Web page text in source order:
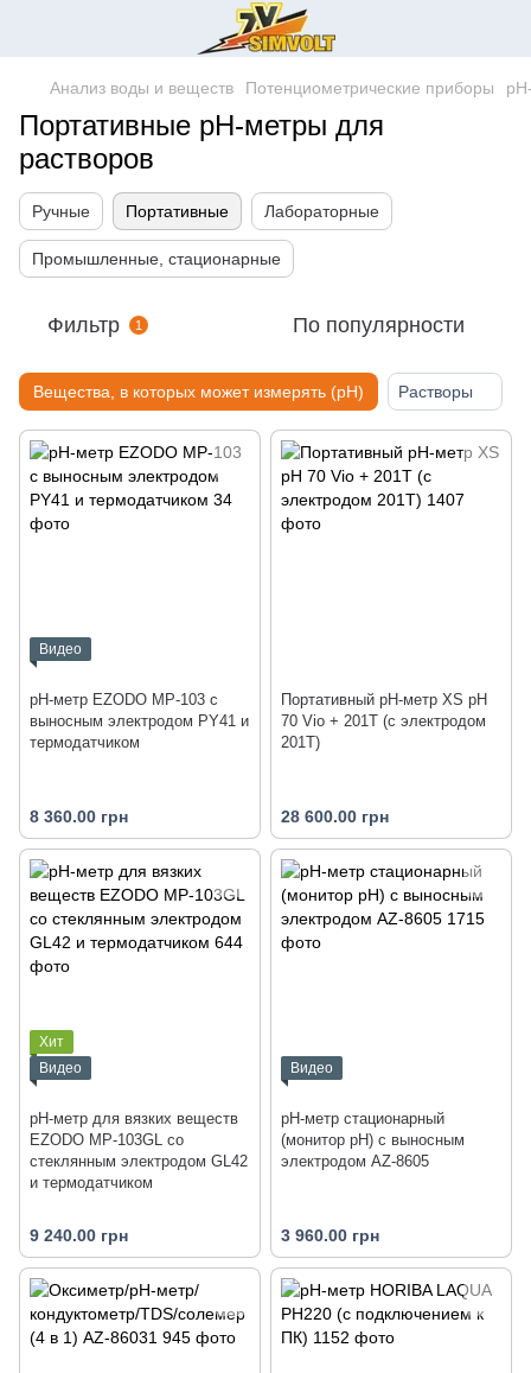
Анализ воды и веществ Потенциометрические приборы
Портативные рН-метры для
растворов
Ручные Портативные Лабораторные
Промышленные, стационарные
Фильтр 1 По популярности
Вещества, в которых может измерять (pH) Растворы
Видео
рН-метр EZODO MP-103 с
выносным электродом PY41 и
термодатчиком
8 360.00 грн
Портативный pH-метр XS pH
70 Vio + 201T (с электродом
201T)
28 600.00 грн
Хит
Видео
рН-метр для вязких веществ
EZODO MP-103GL со
стеклянным электродом GL42
и термодатчиком
9 240.00 грн
Видео
pH-метр стационарный
(монитор pH) с выносным
электродом AZ-8605
3 960.00 грн